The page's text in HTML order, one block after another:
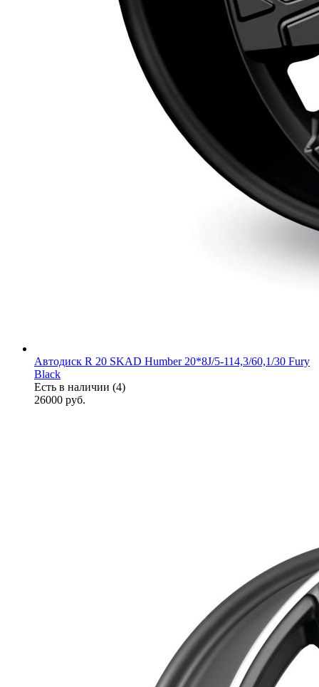
Автодиск R 20 SKAD Humber 20*8J/5-114,3/60,1/30 Fury
Black
Есть в наличии (4)
26000 руб.